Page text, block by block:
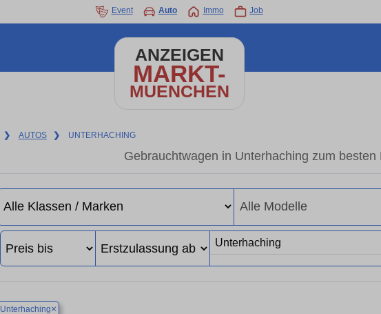
Event Auto Immo Job
ANZEIGEN
MARKT-
MUENCHEN
❯ AUTOS ❯ UNTERHACHING
Gebrauchtwagen in Unterhaching zum besten
Unterhaching×